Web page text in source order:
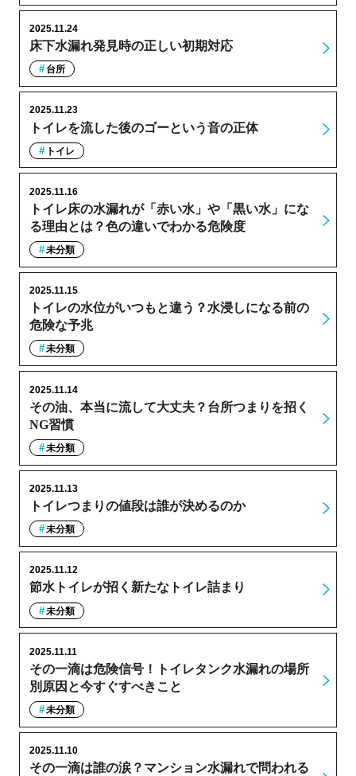
床下水漏れ発見時の正しい初期対応
2025.11.24
台所
トイレを流した後のゴーという音の正体
2025.11.23
トイレ
トイレ床の水漏れが「赤い水」や「黒い水」にな
る理由とは？色の違いでわかる危険度
2025.11.16
未分類
トイレの水位がいつもと違う？水浸しになる前の
危険な予兆
2025.11.15
未分類
その油、本当に流して大丈夫？台所つまりを招く
NG習慣
2025.11.14
未分類
トイレつまりの値段は誰が決めるのか
2025.11.13
未分類
節水トイレが招く新たなトイレ詰まり
2025.11.12
未分類
その一滴は危険信号！トイレタンク水漏れの場所
別原因と今すぐすべきこと
2025.11.11
未分類
その一滴は誰の涙？マンション水漏れで問われる
2025.11.10